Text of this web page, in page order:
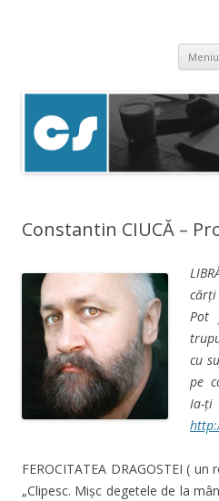
Meniu
Constantin CIUCĂ –
cărți
Pot
cu
pe
FEROCITATEA DRAGOSTEI (
„Clipesc. Mișc degetele de la